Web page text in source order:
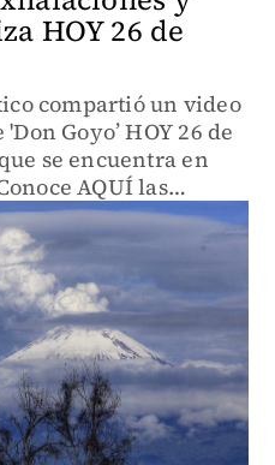
HOY 26 de
compartió un video
Goyo’ HOY 26 de
se encuentra en
AQUÍ las